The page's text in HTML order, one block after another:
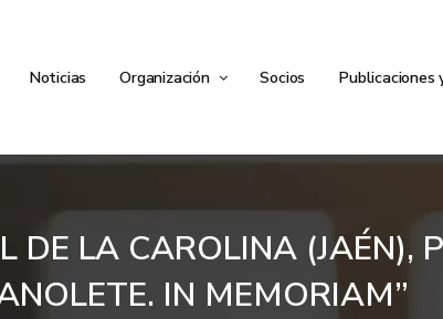
Noticias Organización Socios Publicaciones
DE LA CAROLINA (JAÉN),
IN MEMORIAM”